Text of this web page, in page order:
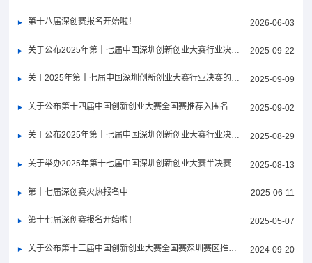
第十八届深创赛报名开始啦！ 2026-06-03
关于公布2025年第十七届中国深圳创新创业大赛行业决赛获奖名单的通知 2025-09-22
关于2025年第十七届中国深圳创新创业大赛行业决赛的通知 2025-09-09
关于公布第十四届中国创新创业大赛全国赛推荐入围名单（深圳赛区）的通知 2025-09-02
关于公布2025年第十七届中国深圳创新创业大赛行业决赛晋级名单的通知 2025-08-29
关于举办2025年第十七届中国深圳创新创业大赛半决赛的通知 2025-08-13
第十七届深创赛火热报名中 2025-06-11
第十七届深创赛报名开始啦！ 2025-05-07
关于公布第十三届中国创新创业大赛全国赛深圳赛区推荐入围名单的通知 2024-09-20